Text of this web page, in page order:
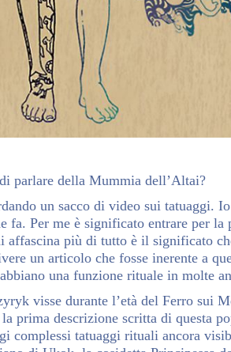
parlare della Mummia dell’Altai?
un sacco di video sui tatuaggi.
fa. Per me è significato entrare per
affascina più di tutto è il significato
un articolo che fosse inerente a
una funzione rituale in molte
visse durante l’età del Ferro sui
prima descrizione scritta di questa
complessi tatuaggi rituali ancora